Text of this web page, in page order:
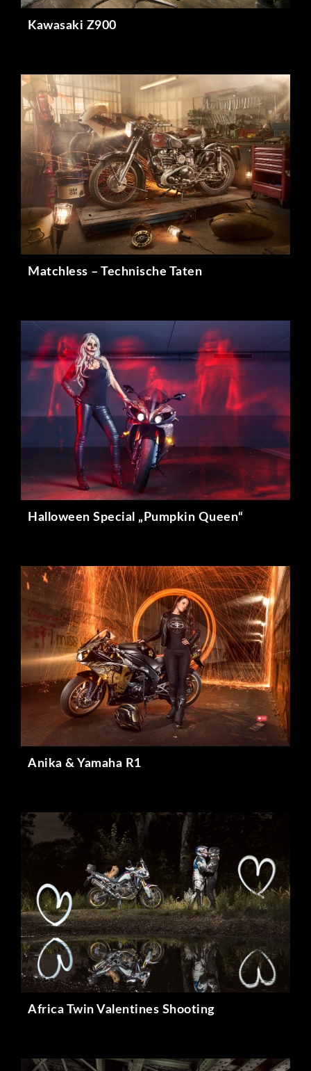
Kawasaki Z900
Matchless – Technische Taten
Halloween Special „Pumpkin Queen“
Anika & Yamaha R1
Africa Twin Valentines Shooting